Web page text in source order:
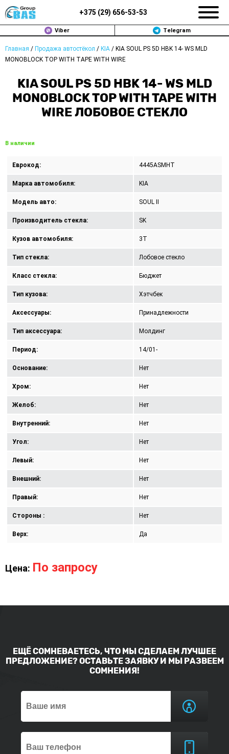
+375 (29) 656-53-53
Viber Telegram
Главная / Продажа автостёкол / KIA / KIA SOUL PS 5D HBK 14- WS MLD
MONOBLOCK TOP WITH TAPE WITH WIRE
KIA SOUL PS 5D HBK 14- WS MLD
MONOBLOCK TOP WITH TAPE WITH
WIRE ЛОБОВОЕ СТЕКЛО
В наличии
Еврокод: 4445ASMHT
Марка автомобиля: KIA
Модель авто: SOUL II
Производитель стекла: SK
Кузов автомобиля: 3T
Тип стекла: Лобовое стекло
Класс стекла: Бюджет
Тип кузова: Хэтчбек
Аксессуары: Принадлежности
Тип аксессуара: Молдинг
Период: 14/01-
Основание: Нет
Хром: Нет
Желоб: Нет
Внутренний: Нет
Угол: Нет
Левый: Нет
Внешний: Нет
Правый: Нет
Стороны : Нет
Верх: Да
Цена: По запросу
ЕЩЁ СОМНЕВАЕТЕСЬ, ЧТО МЫ СДЕЛАЕМ ЛУЧШЕЕ
ПРЕДЛОЖЕНИЕ? ОСТАВЬТЕ ЗАЯВКУ И МЫ РАЗВЕЕМ
СОМНЕНИЯ!
ЗАМЕНА АВТОСТЕКОЛ В МИНСКЕ
ПРОДАЖА АВТОСТЁКОЛ
РЕМОНТ
ПОЛИТИКА КОНФИДЕНЦИАЛЬНОСТИ